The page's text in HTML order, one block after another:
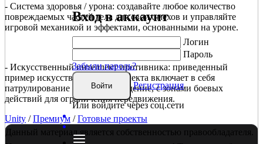
Вход в аккаунт
Логин
Пароль
Забыли пароль?
Войти
Регистрация
Или войдите через соц.сети
- Система здоровья / урона: создавайте любое количество
повреждаемых частей тела для своих мехов и управляйте
игровой механикой и эффектами, основанными на уроне.
- Искусственный интеллект противника: приведенный
пример искусственного интеллекта включает в себя
патрулирование и боевое поведение, с зонами боевых
действий для ограничения передвижения.
Unity /Премиум /Готовые проекты
Данный материал является собственностью правообладателя.